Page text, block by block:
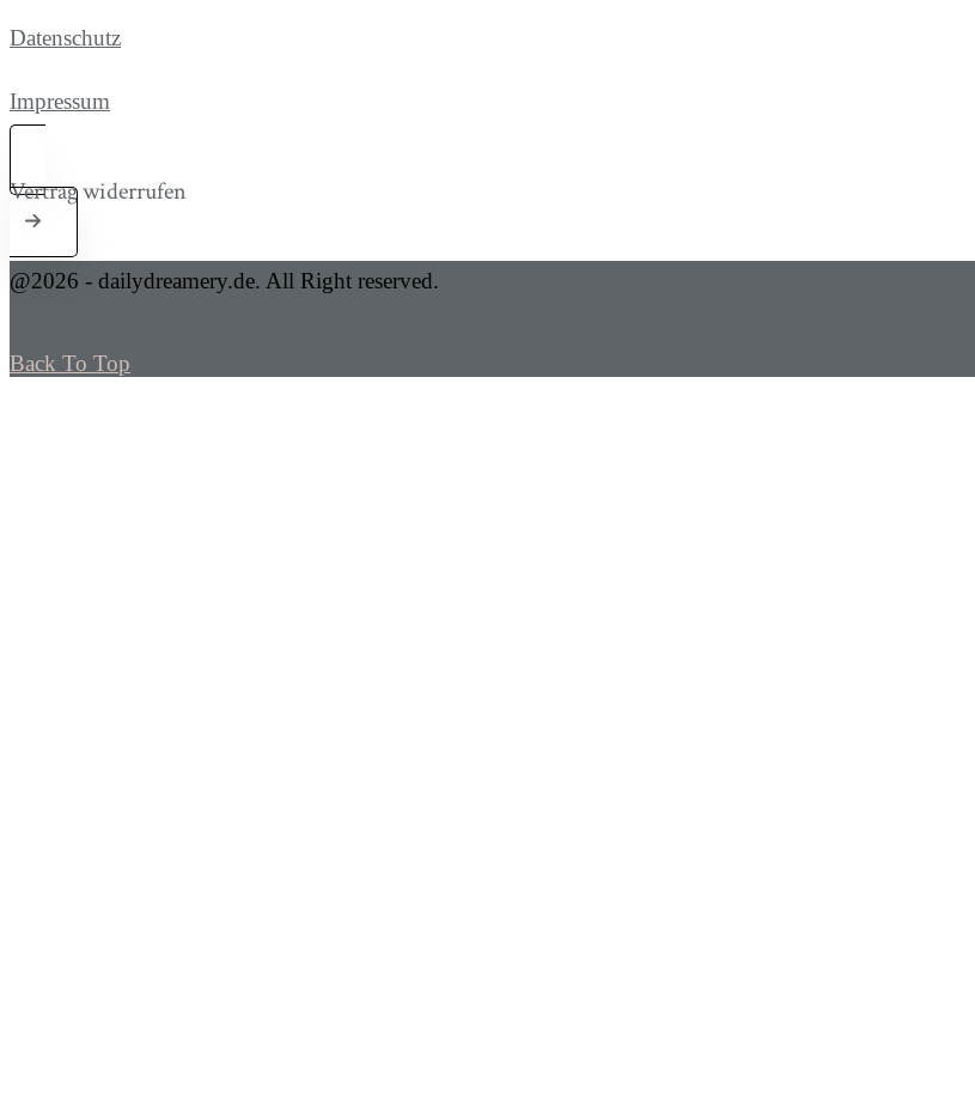
Datenschutz
Impressum
Vertrag widerrufen
@2026 - dailydreamery.de. All Right reserved.
Back To Top